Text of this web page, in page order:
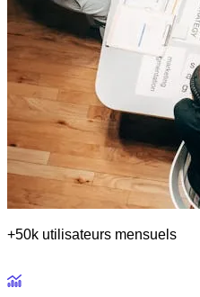
+50k utilisateurs mensuels